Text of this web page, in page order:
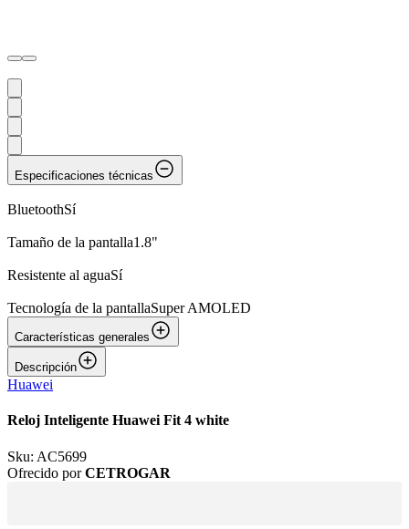
Especificaciones técnicas
BluetoothSí
Tamaño de la pantalla1.8"
Resistente al aguaSí
Tecnología de la pantallaSuper AMOLED
Características generales
Descripción
Huawei
Reloj Inteligente Huawei Fit 4 white
Sku: AC5699
Ofrecido porCETROGAR